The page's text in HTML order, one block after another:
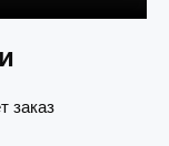
заказ